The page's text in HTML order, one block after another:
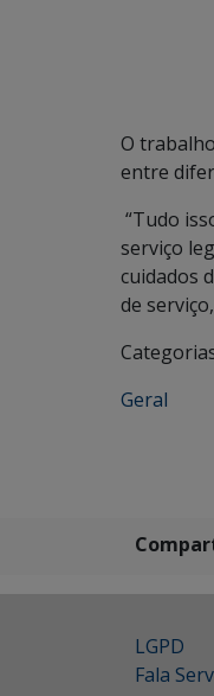
O
entre
“Tudo
serviço
cuidados
de
Geral
LGPD
Fala